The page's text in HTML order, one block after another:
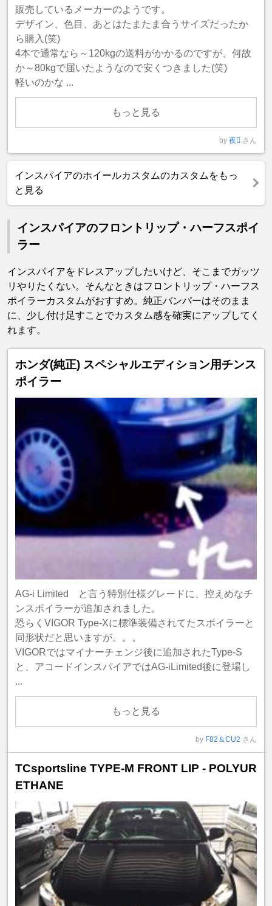
販売しているメーカーのようです。
デザイン、色目、あとはたまたま合うサイズだったか
ら購入(笑)
4本で通常なら～120kgの送料がかかるのですが、何故
か～80kgで届いたようなので安くつきました(笑)
軽いのかな ...
もっと見る
by 夜 さん
インスパイアのホイールカスタムのカスタムをもっ
と見る
インスパイアのフロントリップ・ハーフスポイ
ラー
インスパイアをドレスアップしたいけど、そこまでガッツ
リやりたくない。そんなときはフロントリップ・ハーフス
ポイラーカスタムがおすすめ。純正バンパーはそのまま
に、少し付け足すことでカスタム感を確実にアップしてく
れます。
ホンダ(純正) スペシャルエディション用チンス
ポイラー
AG-i Limited と言う特別仕様グレードに、控えめなチ
ンスポイラーが追加されました。
恐らくVIGOR Type-Xに標準装備されてたスポイラーと
同形状だと思いますが。。。
VIGORではマイナーチェンジ後に追加されたType-S
と、アコードインスパイアではAG-iLimited後に登場し
...
もっと見る
by F82＆CU2 さん
TCsportsline TYPE-M FRONT LIP - POLYUR
ETHANE